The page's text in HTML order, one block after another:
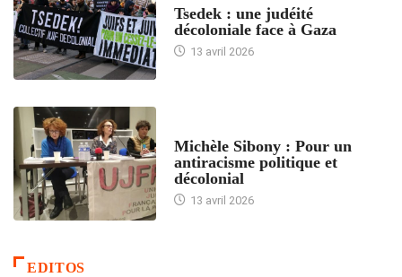
Tsedek : une judéité
décoloniale face à Gaza
13 avril 2026
Michèle Sibony : Pour un
antiracisme politique et
décolonial
13 avril 2026
EDITOS